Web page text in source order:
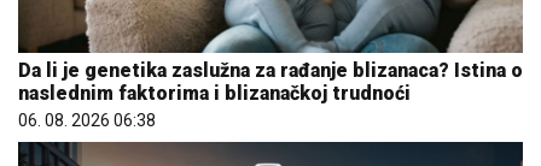
Da li je genetika zaslužna za rađanje blizanaca? Istina o
naslednim faktorima i blizanačkoj trudnoći
06. 08. 2026 06:38